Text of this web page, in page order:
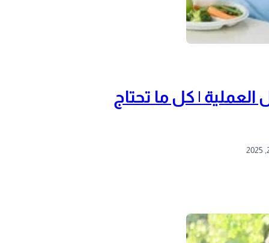
العملية | كل ما تحتاج